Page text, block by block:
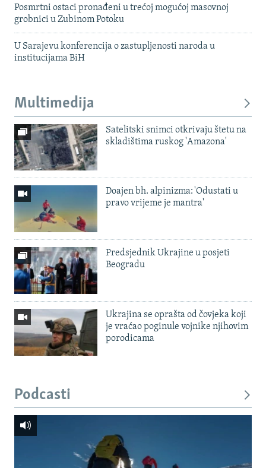
Posmrtni ostaci pronađeni u trećoj mogućoj masovnoj
grobnici u Zubinom Potoku
U Sarajevu konferencija o zastupljenosti naroda u
institucijama BiH
Multimedija
Satelitski snimci otkrivaju štetu na
skladištima ruskog 'Amazona'
Doajen bh. alpinizma: 'Odustati u
pravo vrijeme je mantra'
Predsjednik Ukrajine u posjeti
Beogradu
Ukrajina se oprašta od čovjeka koji
je vraćao poginule vojnike njihovim
porodicama
Podcasti